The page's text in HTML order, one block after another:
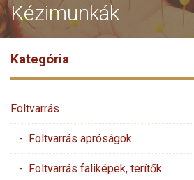
Kézimunkák
Kategória
Foltvarrás
- Foltvarrás apróságok
- Foltvarrás faliképek, terítők